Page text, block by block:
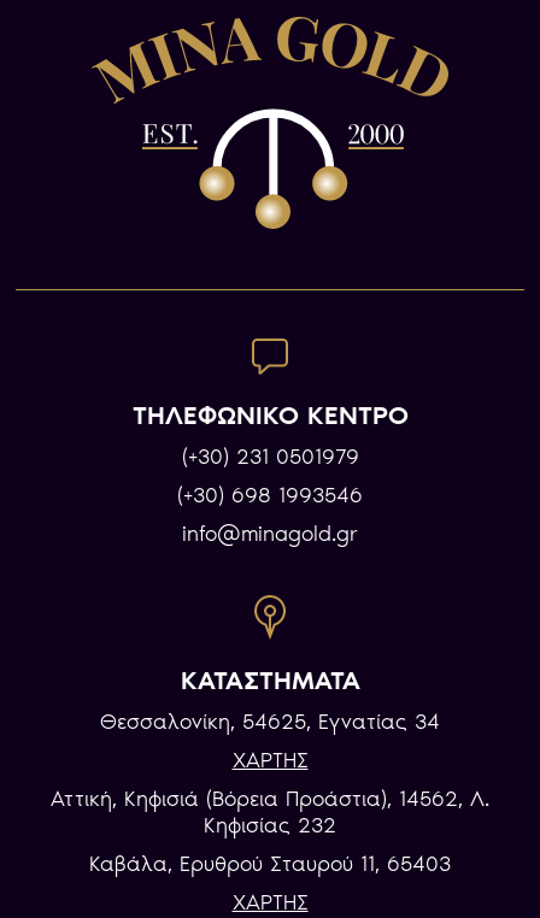
ΤΗΛΕΦΩΝΙΚΟ ΚΕΝΤΡΟ
(+30) 231 0501979
(+30) 698 1993546
info@minagold.gr
ΚΑΤΑΣΤΗΜΑΤΑ
Θεσσαλονίκη, 54625, Εγνατίας 34
ΧΑΡΤΗΣ
Αττική, Κηφισιά (Βόρεια Προάστια), 14562, Λ.
Κηφισίας 232
Καβάλα, Eρυθρού Σταυρού 11, 65403
ΧΑΡΤΗΣ